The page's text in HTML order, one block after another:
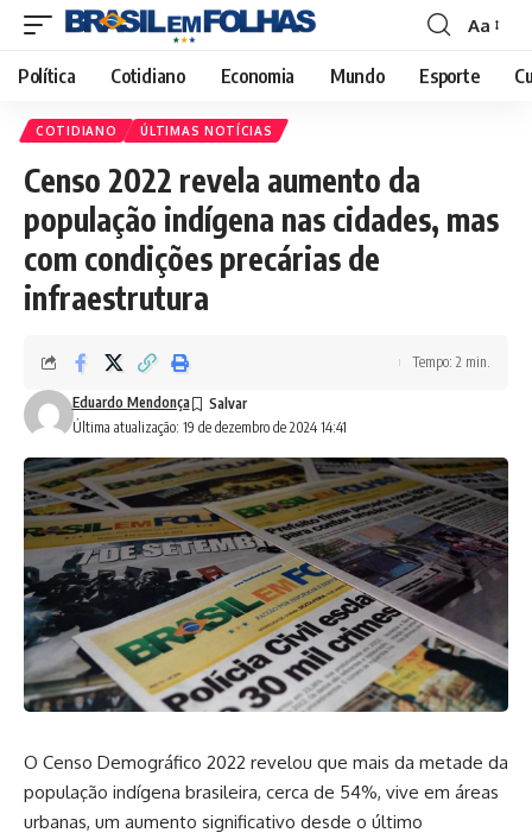
Font
Resizer
Aa
Política Cotidiano Economia Mundo Esporte
COTIDIANO ÚLTIMAS NOTÍCIAS
Censo 2022 revela aumento da
população indígena nas cidades, mas
com condições precárias de
infraestrutura
Última atualização: 19 de dezembro de 2024 14:41
Eduardo Mendonça
Tempo: 2 min.
O Censo Demográfico 2022 revelou que mais da metade da
população indígena brasileira, cerca de 54%, vive em áreas
urbanas, um aumento significativo desde o último